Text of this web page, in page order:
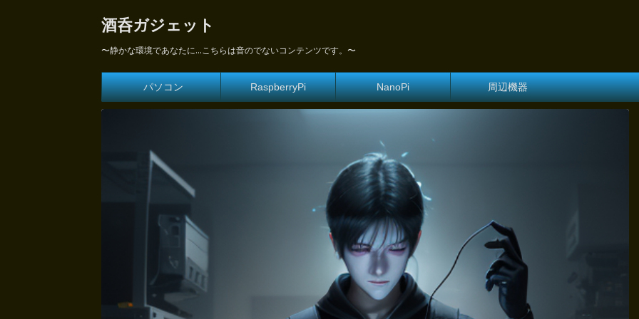
酒呑ガジェット
〜静かな環境であなたに...こちらは音のでないコンテンツです。〜
パソコン RaspberryPi NanoPi 周辺機器